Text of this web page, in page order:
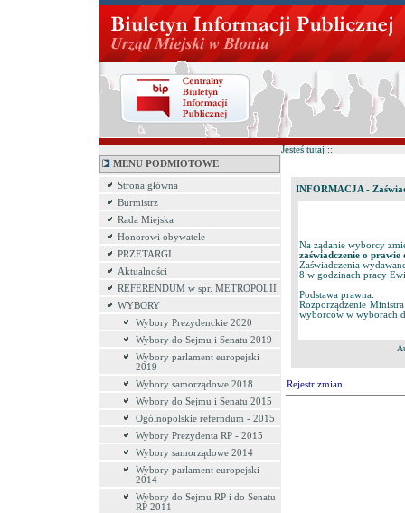
MENU PODMIOTOWE
Strona główna
Burmistrz
Rada Miejska
Honorowi obywatele
PRZETARGI
Aktualności
REFERENDUM w spr. METROPOLII
WYBORY
Wybory Prezydenckie 2020
Wybory do Sejmu i Senatu 2019
Wybory parlament europejski
2019
Wybory samorządowe 2018
Wybory do Sejmu i Senatu 2015
Ogólnopolskie referndum - 2015
Wybory Prezydenta RP - 2015
Wybory samorządowe 2014
Wybory parlament europejski
2014
Wybory do Sejmu RP i do Senatu
RP 2011
Jesteś tutaj ::
INFORMACJA -
Na żądanie wyborcy
zaświadczenie o prawie
Zaświadczenia
8 w godzinach pracy
Podstawa prawna:
Rozporządzenie
wyborców w wyborach
Rejestr zmian